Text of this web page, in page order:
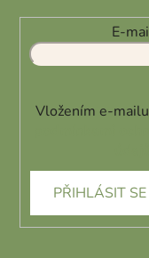
E-
Vložením e-
PŘIHLÁSIT SE